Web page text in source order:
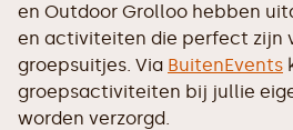
en Outdoor Grolloo hebben
en activiteiten die perfect zijn
groepsuitjes. Via BuitenEvents
groepsactiviteiten bij jullie
worden verzorgd.